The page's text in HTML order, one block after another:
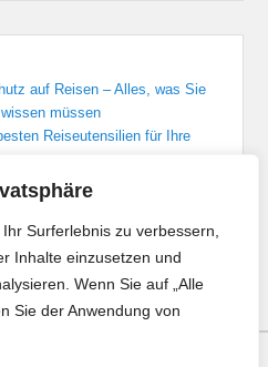
Surferlebnis zu verbessern,
Inhalte einzusetzen und
Wenn Sie auf „Alle
Sie der Anwendung von
auf Reisen – Alles, was Sie
müssen
Reiseutensilien für Ihre
in den besten Hotels
bequemste Zugreise-Guide
für Flüge nach Sevilla